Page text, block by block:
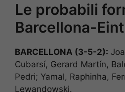
Le probabili
Barcellona-
BARCELLONA (3-5-2):
Cubarsí, Gerard Martín,
Pedri; Yamal, Raphinha,
Lewandowski.